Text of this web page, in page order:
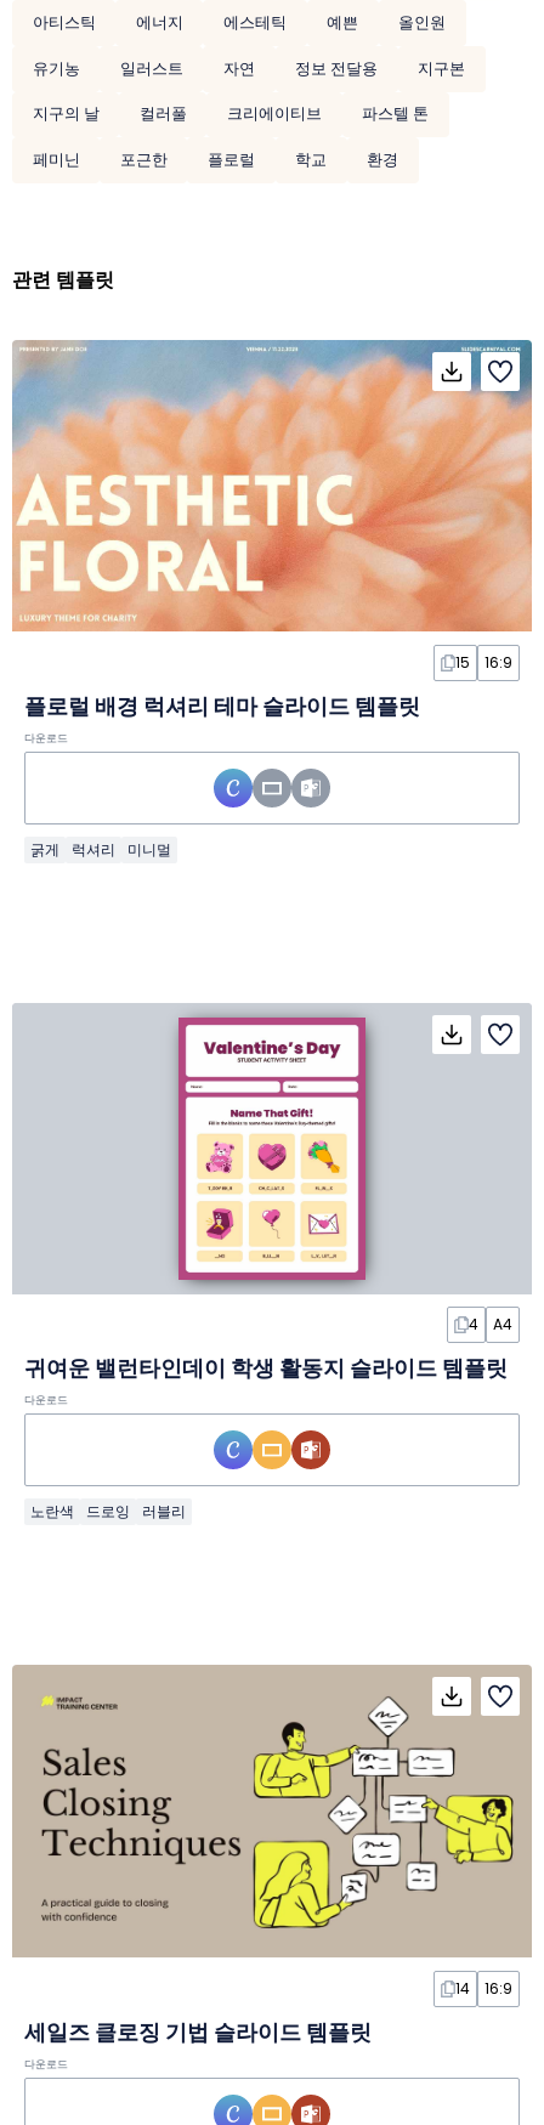
아티스틱
에너지 에스테틱 예쁜
올인원
유기농
일러스트 자연 정보 전달용
지구본
지구의 날
컬러풀 크리에이티브
파스텔 톤
페미닌
포근한 플로럴 학교 환경
관련 템플릿
15 16:9
플로럴 배경 럭셔리 테마 슬라이드 템플릿
다운로드
굵게 럭셔리 미니멀
4 A4
귀여운 밸런타인데이 학생 활동지 슬라이드 템플릿
다운로드
노란색 드로잉 러블리
14 16:9
세일즈 클로징 기법 슬라이드 템플릿
다운로드